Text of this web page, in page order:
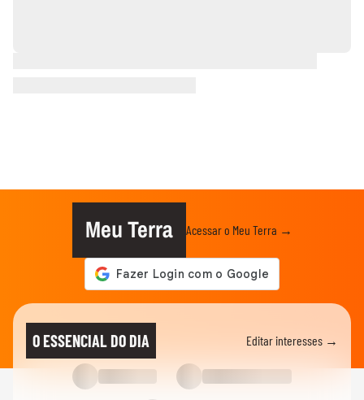
Meu Terra Acessar o Meu Terra →
O ESSENCIAL DO DIA Editar interesses →